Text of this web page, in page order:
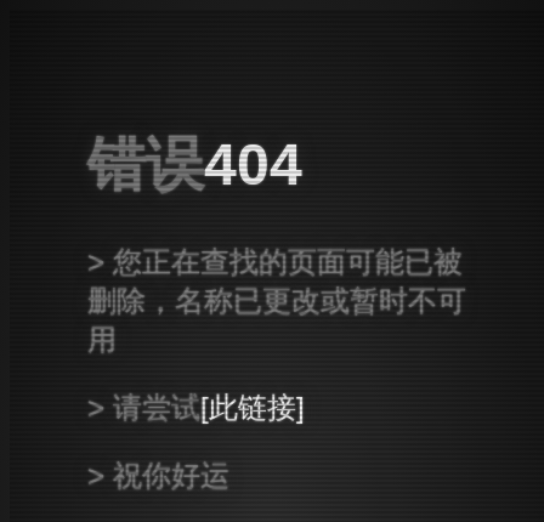
错误404
您正在查找的页面可能已被
删除，名称已更改或暂时不可
用
请尝试 此链接
祝你好运